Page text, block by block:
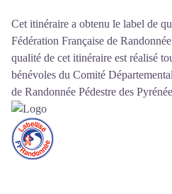
Cet itinéraire a obtenu le label de
Fédération Française de
qualité de cet itinéraire est réalisé
bénévoles du Comité
de Randonnée Pédestre des